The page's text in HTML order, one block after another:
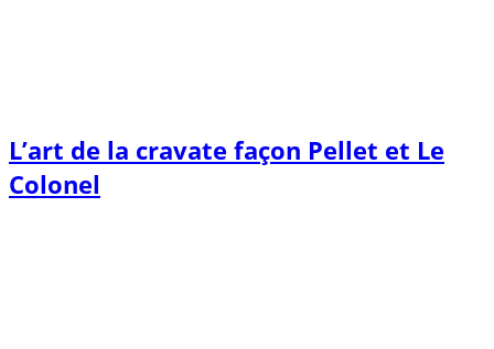
L’art de la cravate façon Pellet et Le
Colonel